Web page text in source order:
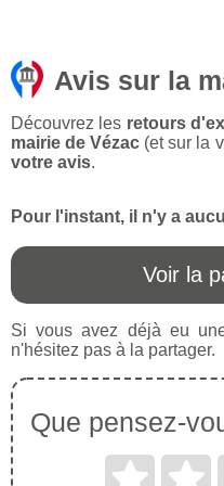
Avis sur la
Découvrez les retours
mairie de Vézac (et sur la
votre avis.
Pour l'instant, il n'y a
Voir la
Si vous avez déjà eu
n'hésitez pas à la partager.
Que pensez-